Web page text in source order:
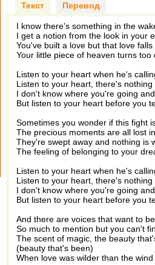
Текст Перевод
I know there's something in the
I get a notion from the look in your
You've built a love but that love falls
Your little piece of heaven turns too
Listen to your heart when he's
Listen to your heart, there's
I don't know where you're going
But listen to your heart before you
Sometimes you wonder if this fight
The precious moments are all lost
They're swept away and nothing is
The feeling of belonging to your
Listen to your heart when he's
Listen to your heart, there's
I don't know where you're going
But listen to your heart before you
And there are voices that want to
So much to mention but you can't
The scent of magic, the beauty
(beauty that's been)
When love was wilder than the wind